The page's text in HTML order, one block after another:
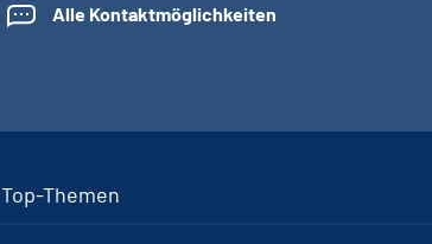
Alle Kontaktmöglichkeiten
Top-Themen